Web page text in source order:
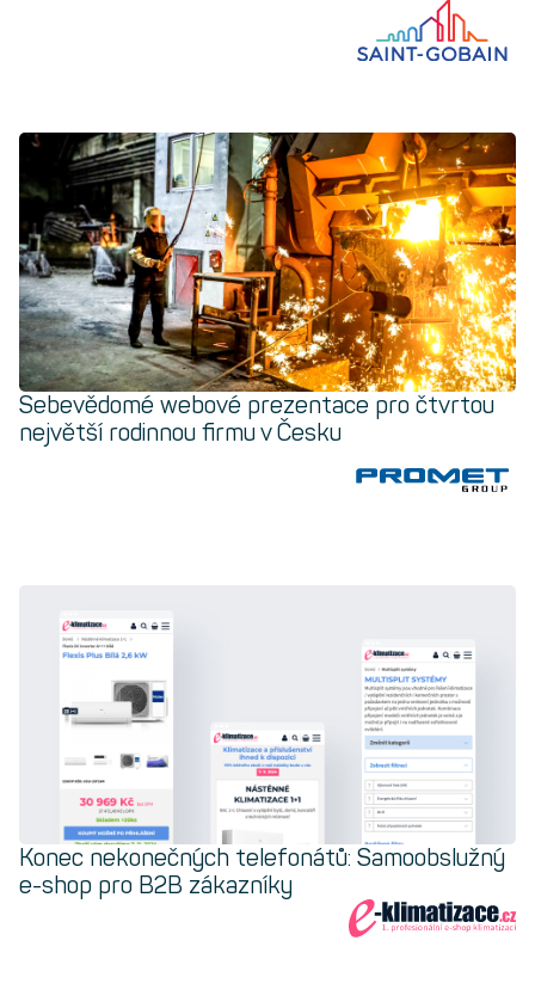
Sebevědomé webové prezentace pro čtvrtou
největší rodinnou firmu v Česku
Konec nekonečných telefonátů: Samoobslužný
e-shop pro B2B zákazníky